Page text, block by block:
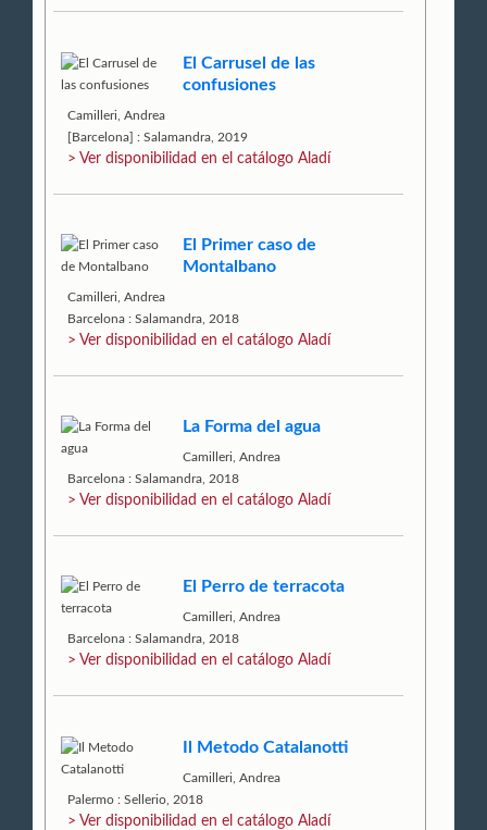
El Carrusel de las
confusiones
Camilleri, Andrea
[Barcelona] : Salamandra, 2019
> Ver disponibilidad en el catálogo Aladí
El Primer caso de
Montalbano
Camilleri, Andrea
Barcelona : Salamandra, 2018
> Ver disponibilidad en el catálogo Aladí
La Forma del agua
Camilleri, Andrea
Barcelona : Salamandra, 2018
> Ver disponibilidad en el catálogo Aladí
El Perro de terracota
Camilleri, Andrea
Barcelona : Salamandra, 2018
> Ver disponibilidad en el catálogo Aladí
Il Metodo Catalanotti
Camilleri, Andrea
Palermo : Sellerio, 2018
> Ver disponibilidad en el catálogo Aladí